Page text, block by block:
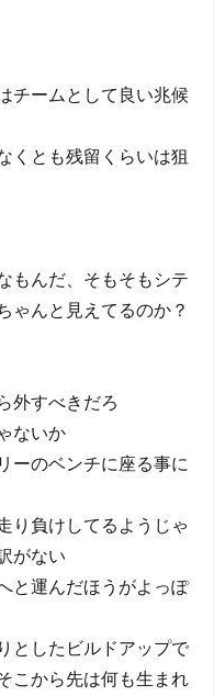
チームとして良い兆候
くとも残留くらいは狙
もんだ、そもそもシテ
ゃんと見えてるのか？
外すべきだろ
ないか
ーのベンチに座る事に
り負けしてるようじゃ
がない
と運んだほうがよっぽ
としたビルドアップで
こから先は何も生まれ